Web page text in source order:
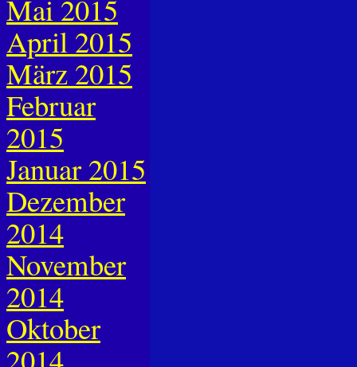
Mai 2015
April 2015
März 2015
Februar
2015
Januar 2015
Dezember
2014
November
2014
Oktober